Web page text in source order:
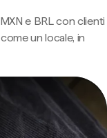
e BRL con clienti
un locale, in